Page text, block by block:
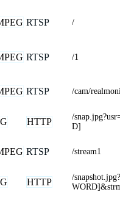
RTSP /
RTSP /1
RTSP /cam/
HTTP
/
D]
RTSP /stream1
HTTP
/